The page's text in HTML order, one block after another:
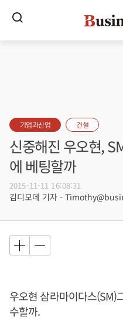
기업과산업 건설
신중해진 우오현,
에 베팅할까
2015-11-11 16:08:31
김디모데 기자 -
우오현 삼라마이다스(SM)
수할까.